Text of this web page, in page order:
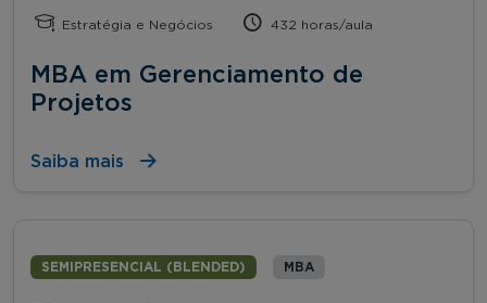
Estratégia e Negócios 432 horas/aula
MBA em Gerenciamento de
Projetos
Saiba mais
SEMIPRESENCIAL (BLENDED) MBA